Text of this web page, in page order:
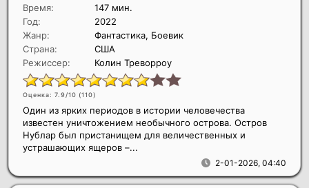
Время:
147 мин.
Год:
2022
Жанр:
Фантастика, Боевик
Страна:
США
Режиссер:
Колин Треворроу
Оценка: 7.9/10 (110)
2-01-2026, 04:40
Один из ярких периодов в истории человечества
известен уничтожением необычного острова. Остров
Нублар был пристанищем для величественных и
устрашающих ящеров –...